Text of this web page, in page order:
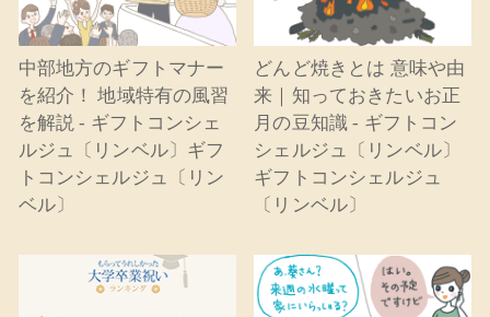
中部地方のギフトマナー
を紹介！ 地域特有の風習
を解説 - ギフトコンシェ
ルジュ〔リンベル〕ギフ
トコンシェルジュ〔リン
ベル〕
どんど焼きとは 意味や由
来｜知っておきたいお正
月の豆知識 - ギフトコン
シェルジュ〔リンベル〕
ギフトコンシェルジュ
〔リンベル〕